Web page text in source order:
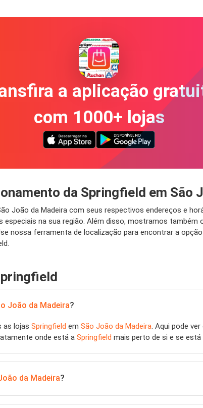
a aplicação
com 1000+ lojas
da Springfield em São
João da Madeira com seus respectivos endereços e
na sua região. Além disso, mostramos
nossa ferramenta de localização para encontrar a
João da Madeira?
as lojas Springfield em São João da Madeira. Aqui pode
onde está a Springfield mais perto de si e se está
da Madeira?